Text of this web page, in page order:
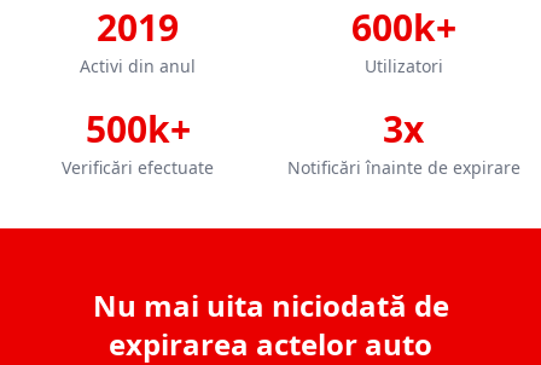
2019
Activi din anul
600k+
Utilizatori
500k+
Verificări efectuate
3x
Notificări înainte de expirare
Nu mai uita niciodată de
expirarea actelor auto